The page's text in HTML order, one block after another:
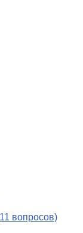
вопросов)